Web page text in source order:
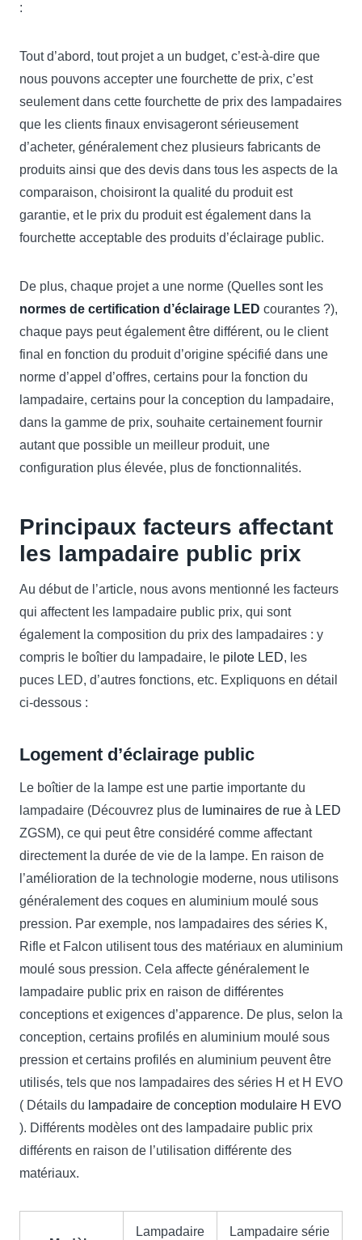
:
Tout d’abord, tout projet a un budget, c’est-à-dire que
nous pouvons accepter une fourchette de prix, c’est
seulement dans cette fourchette de prix des lampadaires
que les clients finaux envisageront sérieusement
d’acheter, généralement chez plusieurs fabricants de
produits ainsi que des devis dans tous les aspects de la
comparaison, choisiront la qualité du produit est
garantie, et le prix du produit est également dans la
fourchette acceptable des produits d’éclairage public.
De plus, chaque projet a une norme (Quelles sont les
normes de certification d’éclairage LED courantes ?),
chaque pays peut également être différent, ou le client
final en fonction du produit d’origine spécifié dans une
norme d’appel d’offres, certains pour la fonction du
lampadaire, certains pour la conception du lampadaire,
dans la gamme de prix, souhaite certainement fournir
autant que possible un meilleur produit, une
configuration plus élevée, plus de fonctionnalités.
Principaux facteurs affectant
les lampadaire public prix
Au début de l’article, nous avons mentionné les facteurs
qui affectent les lampadaire public prix, qui sont
également la composition du prix des lampadaires : y
compris le boîtier du lampadaire, le pilote LED, les
puces LED, d’autres fonctions, etc. Expliquons en détail
ci-dessous :
Logement d’éclairage public
Le boîtier de la lampe est une partie importante du
lampadaire (Découvrez plus de luminaires de rue à LED
ZGSM), ce qui peut être considéré comme affectant
directement la durée de vie de la lampe. En raison de
l’amélioration de la technologie moderne, nous utilisons
généralement des coques en aluminium moulé sous
pression. Par exemple, nos lampadaires des séries K,
Rifle et Falcon utilisent tous des matériaux en aluminium
moulé sous pression. Cela affecte généralement le
lampadaire public prix en raison de différentes
conceptions et exigences d’apparence. De plus, selon la
conception, certains profilés en aluminium moulé sous
pression et certains profilés en aluminium peuvent être
utilisés, tels que nos lampadaires des séries H et H EVO
( Détails du lampadaire de conception modulaire H EVO
). Différents modèles ont des lampadaire public prix
différents en raison de l’utilisation différente des
matériaux.
Lampadaire Lampadaire série